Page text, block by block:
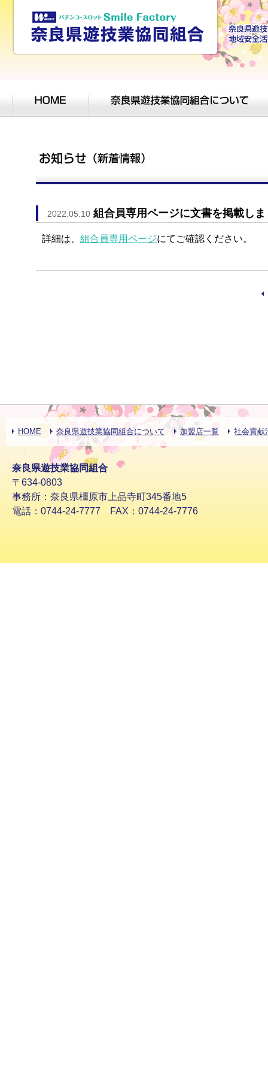
2022.05.10 組合員専用ページに文書を掲載しま
詳細は、 組合員専用ページにてご確認ください。
HOME 奈良県遊技業協同組合について 加盟店一覧 社会貢献
奈良県遊技業協同組合
〒634-0803
事務所：奈良県橿原市上品寺町345番地5
電話：0744-24-7777 FAX：0744-24-7776